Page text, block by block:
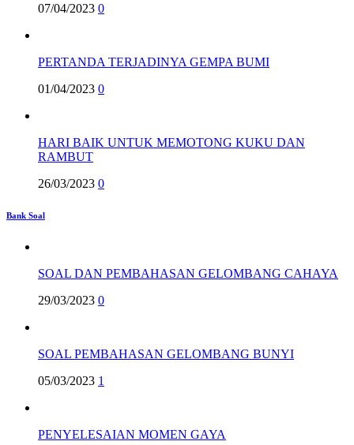
07/04/2023 0
PERTANDA TERJADINYA GEMPA BUMI
01/04/2023 0
HARI BAIK UNTUK MEMOTONG KUKU DAN
RAMBUT
26/03/2023 0
Bank Soal
SOAL DAN PEMBAHASAN GELOMBANG CAHAYA
29/03/2023 0
SOAL PEMBAHASAN GELOMBANG BUNYI
05/03/2023 1
PENYELESAIAN MOMEN GAYA